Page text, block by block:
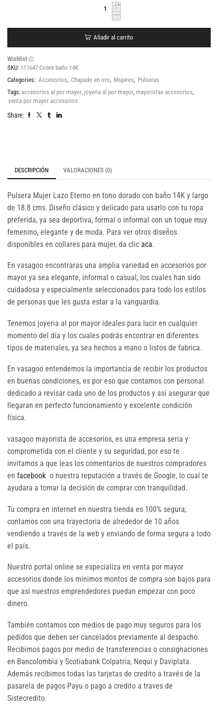
Añadir al carrito
Wishlist
SKU: 111647 Cobre baño 14K
Categories: Accesorios Chapado en oro Mujeres Pulseras
Tags: accesorios al por mayor joyeria al por mayor mayoristas accesorios
venta por mayor accesorios
Share:
DESCRIPCIÓN VALORACIONES (0)
Pulsera Mujer Lazo Eterno en tono dorado con baño 14K y largo
de 18.8 cms. Diseño clásico y delicado para usarlo con tu ropa
preferida, ya sea deportiva, formal o informal con un toque muy
femenino, elegante y de moda. Para ver otros diseños
disponibles en collares para mujer, da clic aca.
En vasagoo encontraras una amplia variedad en accesorios por
mayor ya sea elegante, informal o casual, los cuales han sido
cuidadosa y especialmente seleccionados para todo los estilos
de personas que les gusta estar a la vanguardia.
Tenemos joyeria al por mayor ideales para lucir en cualquier
momento del día y los cuales podrás encontrar en diferentes
tipos de materiales, ya sea hechos a mano o listos de fabrica.
En vasagoo entendemos la importancia de recibir los productos
en buenas condiciones, es por eso que contamos con personal
dedicado a revisar cada uno de los productos y así asegurar que
llegaran en perfecto funcionamiento y excelente condición
física.
vasagoo mayorista de accesorios, es una empresa seria y
comprometida con el cliente y su seguridad, por eso te
invitamos a que leas los comentarios de nuestros compradores
en facebook o nuestra reputación a través de Google, lo cual te
ayudara a tomar la decisión de comprar con tranquilidad.
Tu compra en internet en nuestra tienda es 100% segura,
contamos con una trayectoria de alrededor de 10 años
vendiendo a través de la web y enviando de forma segura a todo
el país.
Nuestro portal online se especializa en venta por mayor
accesorios donde los mínimos montos de compra son bajos para
que así nuestros emprendedores puedan empezar con poco
dinero.
También contamos con medios de pago muy seguros para los
pedidos que deben ser cancelados previamente al despacho.
Recibimos pagos por medio de transferencias o consignaciones
en Bancolombia y Scotiabank Colpatria, Nequi y Daviplata.
Además recibimos todas las tarjetas de credito a través de la
pasarela de pagos Payu o pago a credito a traves de
Sistecredito.